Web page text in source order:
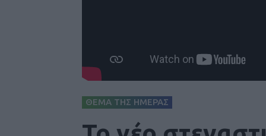
ΘΕΜΑ ΤΗΣ ΗΜΕΡΑΣ